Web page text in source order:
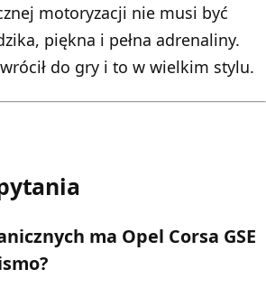
motoryzacji nie musi być
piękna i pełna adrenaliny.
do gry i to w wielkim stylu.
ma Opel Corsa GSE